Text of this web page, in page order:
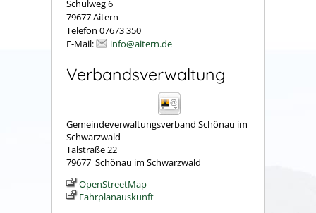
Schulweg 6
79677 Aitern
Telefon 07673 350
E-Mail:
info@aitern.de
Verbandsverwaltung
Gemeindeverwaltungsverband Schönau im
Schwarzwald
Talstraße 22
79677 Schönau im Schwarzwald
OpenStreetMap
Fahrplanauskunft